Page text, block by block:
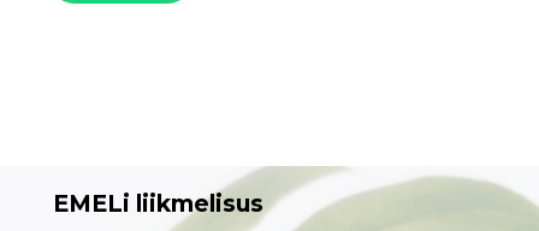
EMELi liikmelisus